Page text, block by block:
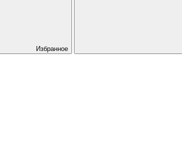
Избранное